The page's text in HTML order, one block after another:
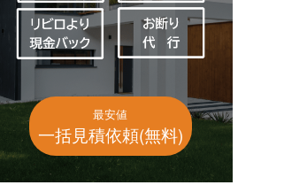
最安値
一括見積依頼(無料)